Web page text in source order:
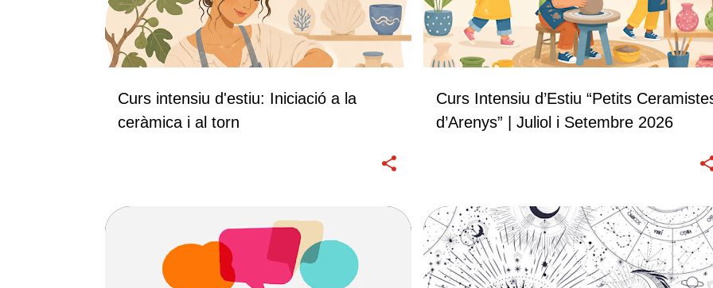
Curs intensiu d'estiu: Iniciació a la
ceràmica i al torn
Curs Intensiu d’Estiu “Petits
d’Arenys” | Juliol i Setembre 2026
CURSOS TALLERS